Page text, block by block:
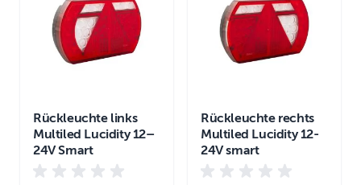
Rückleuchte links
Multiled Lucidity 12–
24V Smart
Rückleuchte rechts
Multiled Lucidity 12-
24V smart